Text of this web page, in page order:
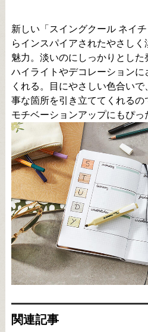
新しい「スイングクール ネイ
らインスパイアされたやさし
魅力。淡いのにしっかりとし
ハイライトやデコレーションに
くれる。目にやさしい色合い
事な箇所を引き立ててくれる
モチベーションアップにもぴっ
関連記事